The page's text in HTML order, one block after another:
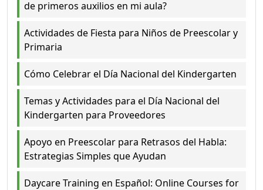
de primeros auxilios en mi aula?
Actividades de Fiesta para Niños de Preescolar y
Primaria
Cómo Celebrar el Día Nacional del Kindergarten
Temas y Actividades para el Día Nacional del
Kindergarten para Proveedores
Apoyo en Preescolar para Retrasos del Habla:
Estrategias Simples que Ayudan
Daycare Training en Español: Online Courses for